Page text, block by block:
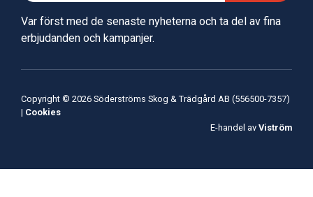
Var först med de senaste nyheterna och ta del av fina
erbjudanden och kampanjer.
Copyright © 2026 Söderströms Skog & Trädgård AB (556500-7357)
| Cookies
E-handel av Viström